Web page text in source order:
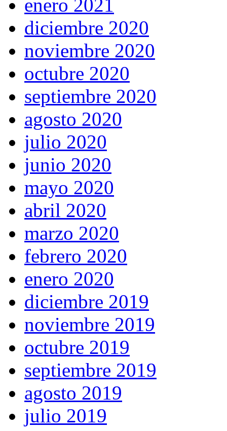
enero 2021
diciembre 2020
noviembre 2020
octubre 2020
septiembre 2020
agosto 2020
julio 2020
junio 2020
mayo 2020
abril 2020
marzo 2020
febrero 2020
enero 2020
diciembre 2019
noviembre 2019
octubre 2019
septiembre 2019
agosto 2019
julio 2019